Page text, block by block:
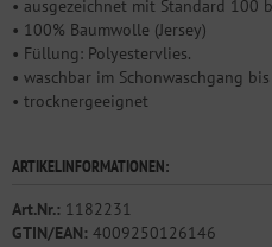
• ausgezeichnet mit Standard 100
• 100% Baumwolle (Jersey)
• Füllung: Polyestervlies.
• waschbar im Schonwaschgang
• trocknergeeignet
ARTIKELINFORMATIONEN:
Art.Nr.: 1182231
GTIN/EAN: 4009250126146